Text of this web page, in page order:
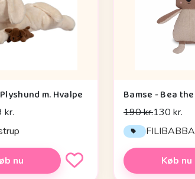
m. Hvalpe
kr.
nu
190 kr.130 kr.
FILIBABBA
Køb nu